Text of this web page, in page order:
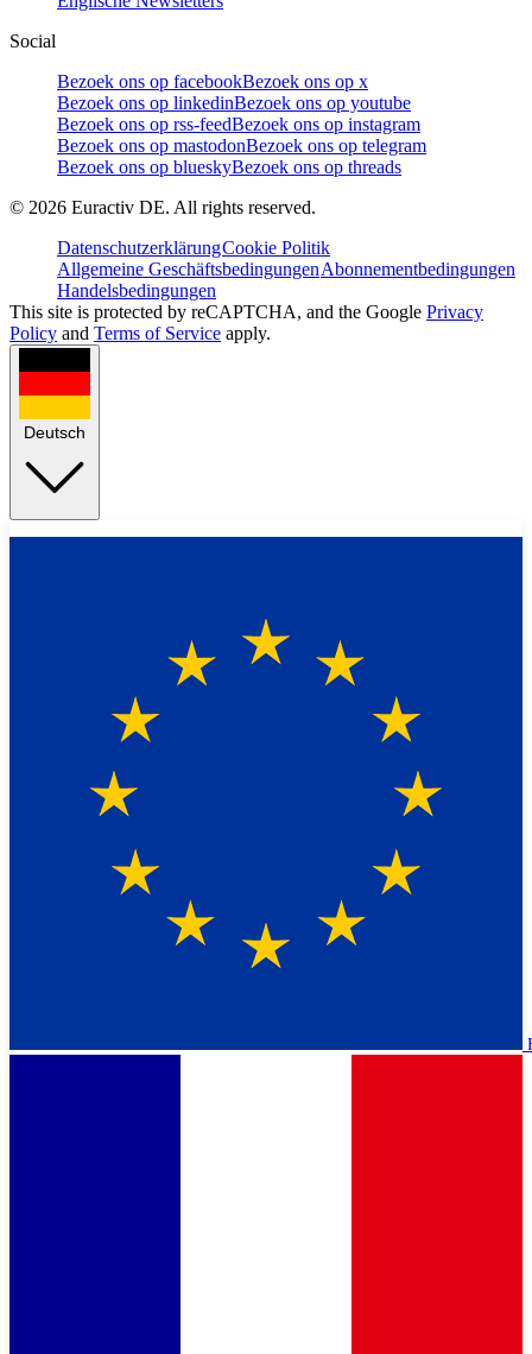
Social
Bezoek ons op facebookBezoek ons op x
Bezoek ons op linkedinBezoek ons op youtube
Bezoek ons op rss-feedBezoek ons op instagram
Bezoek ons op mastodonBezoek ons op telegram
Bezoek ons op blueskyBezoek ons op threads
© 2026 Euractiv DE. All rights reserved.
DatenschutzerklärungCookie Politik
Allgemeine GeschäftsbedingungenAbonnementbedingungen
Handelsbedingungen
This site is protected by reCAPTCHA, and the Google Privacy
Policy and Terms of Service apply.
Deutsch